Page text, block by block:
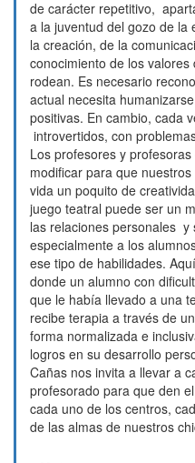
de carácter repetitivo,
a la juventud del gozo de la
la creación, de la
conocimiento de los
rodean. Es necesario
actual necesita
positivas. En cambio, cada
introvertidos, con
Los profesores y
modificar para que
vida un poquito de
juego teatral puede ser un
las relaciones personales y
especialmente a los
ese tipo de habilidades.
donde un alumno con
que le había llevado a una
recibe terapia a través de
forma normalizada e
logros en su desarrollo
Cañas nos invita a llevar a
profesorado para que den
cada uno de los centros,
de las almas de nuestros